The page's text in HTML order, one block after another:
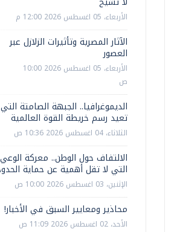
الأربعاء، 05 اغسطس 2026 12:00 م
الآثار المصرية وتأثيرات الزلازل عبر
العصور
الأربعاء، 05 اغسطس 2026 10:00
ص
الديموغرافيا.. الجبهة الصامتة التي
تعيد رسم خريطة القوة العالمية
الثلاثاء، 04 اغسطس 2026 10:36 ص
الالتفاف حول الوطن.. معركة الوعي
التي لا تقل أهمية عن حماية
الإثنين، 03 اغسطس 2026 10:00 ص
محاذير ومعايير السبق في الأخبار!
الأحد، 02 اغسطس 2026 11:09 ص